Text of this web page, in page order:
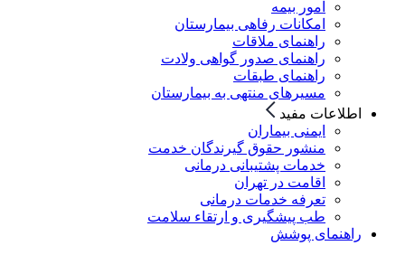
امور بیمه
امکانات رفاهی بیمارستان
راهنمای ملاقات
راهنمای صدور گواهی ولادت
راهنمای طبقات
مسیرهای منتهی به بیمارستان
اطلاعات مفید
ایمنی بیماران
منشور حقوق گیرندگان خدمت
خدمات پشتیبانی درمانی
اقامت در تهران
تعرفه خدمات درمانی
طب پیشگیری و ارتقاء سلامت
راهنمای پوشش